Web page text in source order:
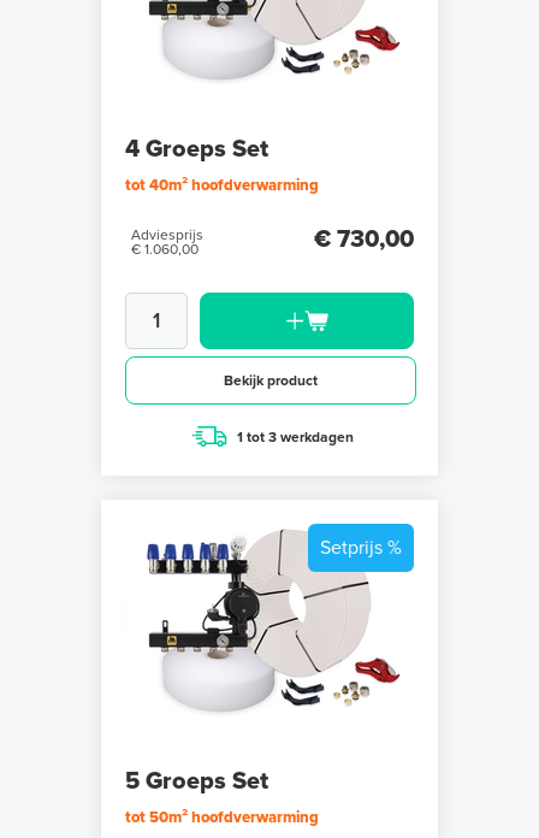
4 Groeps Set
tot 40m² hoofdverwarming
Adviesprijs
€ 1.060,00
€ 730,00
Bekijk product
1 tot 3 werkdagen
Setprijs %
5 Groeps Set
tot 50m² hoofdverwarming